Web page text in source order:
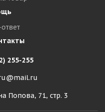
255-255
Попова, 71, стр. 3